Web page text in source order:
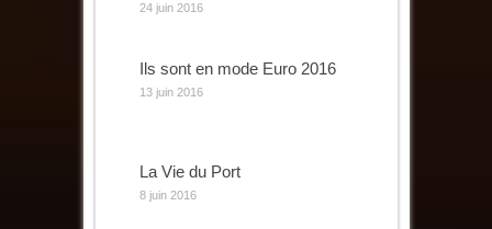
24 juin 2016
Ils sont en mode Euro 2016
13 juin 2016
La Vie du Port
8 juin 2016